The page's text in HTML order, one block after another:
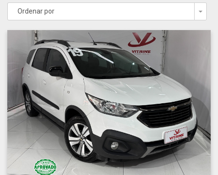
Ordenar por